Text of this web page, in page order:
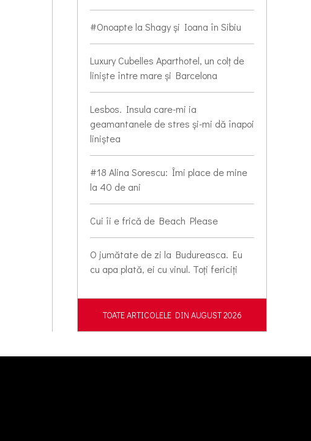
#Onoapte la Shagy și Ioana în Sibiu
Luxury Cubelles Aparthotel, un colț de
liniște între mare și Barcelona
Lesbos. Insula care-mi ia
geamantanele de stres și-mi dă înapoi
liniștea
#18 Alina Sorescu: Îmi place de mine
la 40 de ani
Cui îi e frică de Beach Please
O jumătate de zi la Budureasca. Eu
cu apa plată, ei cu vinul. Toți fericiți
TOATE ARTICOLELE DIN AUGUST 2026